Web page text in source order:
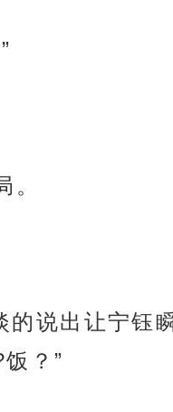
说出让宁钰
？”